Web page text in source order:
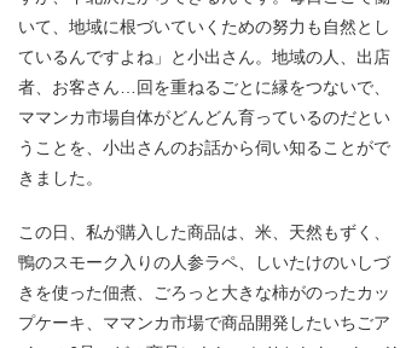
いて、地域に根づいていくための努力も自然とし
ているんですよね」と小出さん。地域の人、出店
者、お客さん…回を重ねるごとに縁をつないで、
ママンカ市場自体がどんどん育っているのだとい
うことを、小出さんのお話から伺い知ることがで
きました。
この日、私が購入した商品は、米、天然もずく、
鴨のスモーク入りの人参ラペ、しいたけのいしづ
きを使った佃煮、ごろっと大きな柿がのったカッ
プケーキ、ママンカ市場で商品開発したいちごア